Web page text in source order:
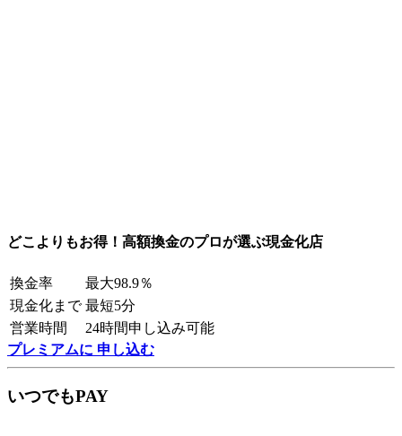
どこよりもお得！高額換金のプロが選ぶ現金化店
換金率
最大98.9％
現金化まで 最短5分
営業時間
24時間申し込み可能
プレミアムに 申し込む
いつでもPAY